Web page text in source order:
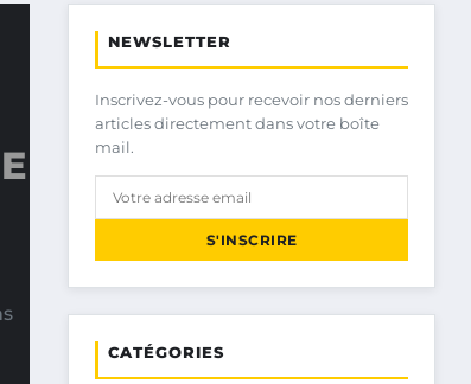
NEWSLETTER
Inscrivez-vous pour recevoir nos derniers
articles directement dans votre boîte
mail.
S'INSCRIRE
CATÉGORIES